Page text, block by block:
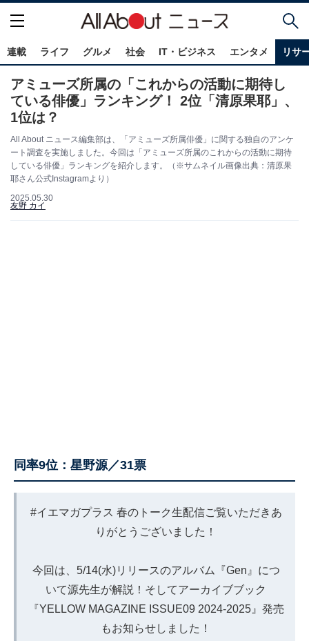
連載 ライフ グルメ 社会 IT・ビジネス エンタメ リサ
アミューズ所属の「これからの活動に期待し
ている俳優」ランキング！ 2位「清原果耶」、
1位は？
All About ニュース編集部は、「アミューズ所属俳優」に関する独自のアンケ
ート調査を実施しました。今回は「アミューズ所属のこれからの活動に期待
している俳優」ランキングを紹介します。（※サムネイル画像出典：清原果
耶さん公式Instagramより）
2025.05.30
友野 カイ
同率9位：星野源／31票
#イエマガプラス 春のトーク生配信ご覧いただきあ
りがとうございました！
今回は、5/14(水)リリースのアルバム『Gen』につ
いて源先生が解説！そしてアーカイブブック
『YELLOW MAGAZINE ISSUE09 2024-2025』発売
もお知らせしました！